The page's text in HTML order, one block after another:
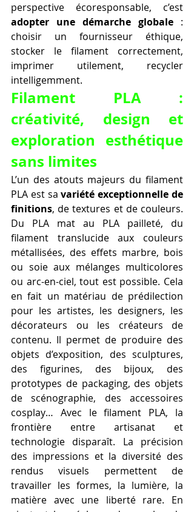
adopter une démarche globale :
choisir un fournisseur éthique,
stocker le filament correctement,
imprimer utilement, recycler
intelligemment.
Filament PLA :
créativité, design et
exploration esthétique
sans limites
L’un des atouts majeurs du filament
PLA est sa variété exceptionnelle de
finitions, de textures et de couleurs.
Du PLA mat au PLA pailleté, du
filament translucide aux couleurs
métallisées, des effets marbre, bois
ou soie aux mélanges multicolores
ou arc-en-ciel, tout est possible. Cela
en fait un matériau de prédilection
pour les artistes, les designers, les
décorateurs ou les créateurs de
contenu. Il permet de produire des
objets d’exposition, des sculptures,
des figurines, des bijoux, des
prototypes de packaging, des objets
de scénographie, des accessoires
cosplay… Avec le filament PLA, la
frontière entre artisanat et
technologie disparaît. La précision
des impressions et la diversité des
rendus visuels permettent de
travailler les formes, la lumière, la
matière avec une liberté rare. En